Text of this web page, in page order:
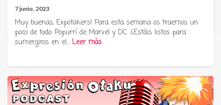
7 junio, 2023
Muy buenas, Expotakers! Para esta semana os traemos un
poco de todo: Popurrí de Marvel y DC. ¿Estáis listos para
sumergiros en el… Leer más